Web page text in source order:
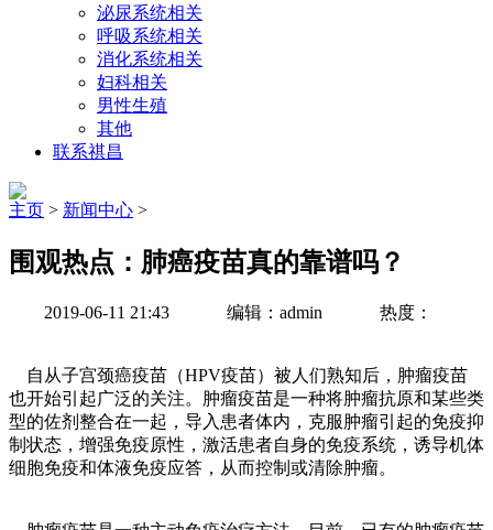
泌尿系统相关
呼吸系统相关
消化系统相关
妇科相关
男性生殖
其他
联系祺昌
主页 > 新闻中心 >
围观热点：肺癌疫苗真的靠谱吗？
2019-06-11 21:43 编辑：admin 热度：
自从子宫颈癌疫苗（HPV疫苗）被人们熟知后，肿瘤疫苗
也开始引起广泛的关注。肿瘤疫苗是一种将肿瘤抗原和某些类
型的佐剂整合在一起，导入患者体内，克服肿瘤引起的免疫抑
制状态，增强免疫原性，激活患者自身的免疫系统，诱导机体
细胞免疫和体液免疫应答，从而控制或清除肿瘤。